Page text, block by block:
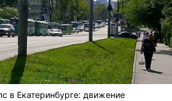
в Екатеринбурге: движение